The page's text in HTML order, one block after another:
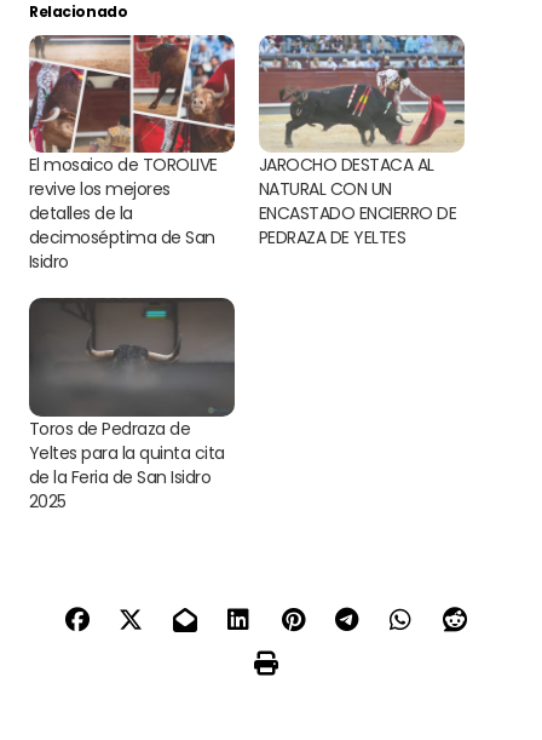
Relacionado
El mosaico de TOROLIVE
revive los mejores
detalles de la
decimoséptima de San
Isidro
JAROCHO DESTACA AL
NATURAL CON UN
ENCASTADO ENCIERRO DE
PEDRAZA DE YELTES
Toros de Pedraza de
Yeltes para la quinta cita
de la Feria de San Isidro
2025